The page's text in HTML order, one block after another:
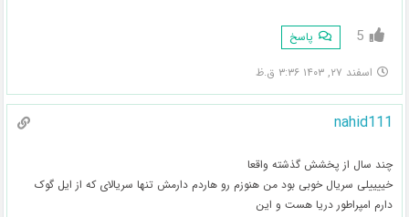
5 پاسخ
اسفند ۲۷, ۱۴۰۳ ۳:۳۶ ق.ظ
nahid111
چند سال از پخشش گذشته واقعا
خییییلی سریال خوبی بود من هنوزم رو هاردم دارمش تنها سریالای که از ایل گوک
دارم امپراطور دریا هست و این